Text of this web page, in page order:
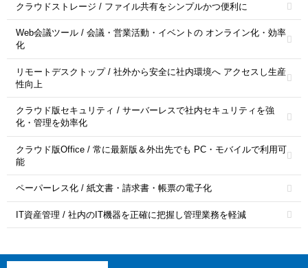
クラウドストレージ / ファイル共有をシンプルかつ便利に
Web会議ツール / 会議・営業活動・イベントの オンライン化・効率
化
リモートデスクトップ / 社外から安全に社内環境へ アクセスし生産
性向上
クラウド版セキュリティ / サーバーレスで社内セキュリティを強
化・管理を効率化
クラウド版Office / 常に最新版＆外出先でも PC・モバイルで利用可
能
ペーパーレス化 / 紙文書・請求書・帳票の電子化
IT資産管理 / 社内のIT機器を正確に把握し管理業務を軽減